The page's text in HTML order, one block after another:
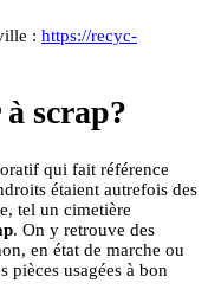
: https://recyc-
à scrap?
qui fait référence
étaient autrefois des
tel un cimetière
. On y retrouve des
en état de marche ou
pièces usagées à bon